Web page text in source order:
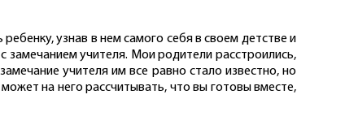
узнав в нем самого себя в своем детстве и
замечанием учителя. Мои родители расстроились,
учителя им все равно стало известно, но
на него рассчитывать, что вы готовы вместе,